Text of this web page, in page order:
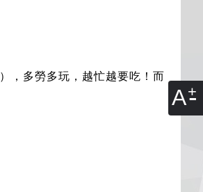
A
），多勞多玩，越忙越要吃！而